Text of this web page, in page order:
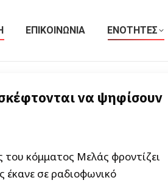
ΕΠΙΚΟΙΝΩΝΙΑ ΕΝΟΤΗΤΕΣ
να ψηφίσουν
κόμματος Μελάς φροντίζει
έκανε σε ραδιοφωνικό